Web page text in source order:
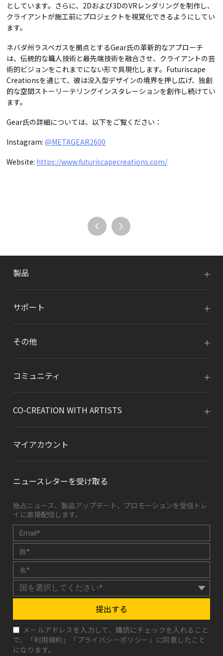
としています。さらに、2Dおよび3DのVRレンダリングを制作し、
クライアントが施工前にプロジェクトを視覚化できるようにしてい
ます。
ネバダ州ラスベガスを拠点とするGear氏の革新的なアプローチ
は、伝統的な職人技術と最先端技術を融合させ、クライアントの芸
術的ビジョンをこれまでにない形で具現化します。Futuriscape
Creationsを通じて、彼は没入型デザインの境界を押し広げ、独創
的な空間ストーリーテリングインスタレーションを創作し続けてい
ます。
Gear氏の詳細については、以下をご覧ください：
Instagram:@METAGEAR2600
Website: https://www.futuriscapecreations.com/
製品
サポート
その他
コミュニティ
CO-CREATION WITH ARTISTS
マイアカウント
ニュースレターを受け取る
独占ニュース、製品アップデート、プロモーションを受信トレ
イに直接配信します。
提出する
メールアドレスを入力して、購読にチェックを入れること
で、「利用規約 」「プライバシーポリシー 」に同意したこと
になります。